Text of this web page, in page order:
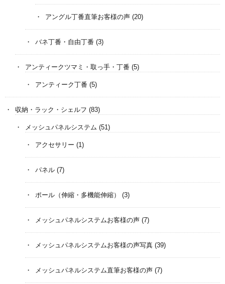
アングル丁番直筆お客様の声 (20)
バネ丁番・自由丁番 (3)
アンティークツマミ・取っ手・丁番 (5)
アンティーク丁番 (5)
収納・ラック・シェルフ (83)
メッシュパネルシステム (51)
アクセサリー (1)
パネル (7)
ポール（伸縮・多機能伸縮） (3)
メッシュパネルシステムお客様の声 (7)
メッシュパネルシステムお客様の声写真 (39)
メッシュパネルシステム直筆お客様の声 (7)